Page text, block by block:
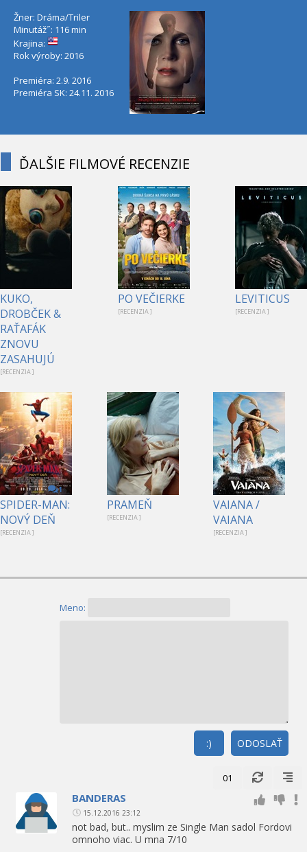
Žner: Dráma/Triler
Minutáž˝: 116 min
Krajina:
Rok výroby: 2016
Premiéra: 2.9. 2016
Premiéra SK: 24.11. 2016
ĎALŠIE FILMOVÉ RECENZIE
KUKO,
DROBČEK &
RAŤAFÁK
ZNOVU
ZASAHUJÚ
[RECENZIA ]
PO VEČIERKE
[RECENZIA ]
LEVITICUS
[RECENZIA ]
1
SPIDER-MAN:
NOVÝ DEŇ
[RECENZIA ]
PRAMEŇ
[RECENZIA ]
VAIANA /
VAIANA
[RECENZIA ]
Meno:
ODOSLAŤ
:)
01
BANDERAS
15.12.2016 23:12
not bad, but.. myslim ze Single Man sadol Fordovi
omnoho viac. U mna 7/10